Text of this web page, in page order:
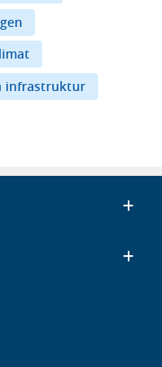
infrastruktur